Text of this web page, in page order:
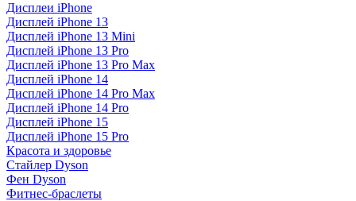
Дисплеи iPhone
Дисплей iPhone 13
Дисплей iPhone 13 Mini
Дисплей iPhone 13 Pro
Дисплей iPhone 13 Pro Max
Дисплей iPhone 14
Дисплей iPhone 14 Pro Max
Дисплей iPhone 14 Pro
Дисплей iPhone 15
Дисплей iPhone 15 Pro
Красота и здоровье
Стайлер Dyson
Фен Dyson
Фитнес-браслеты